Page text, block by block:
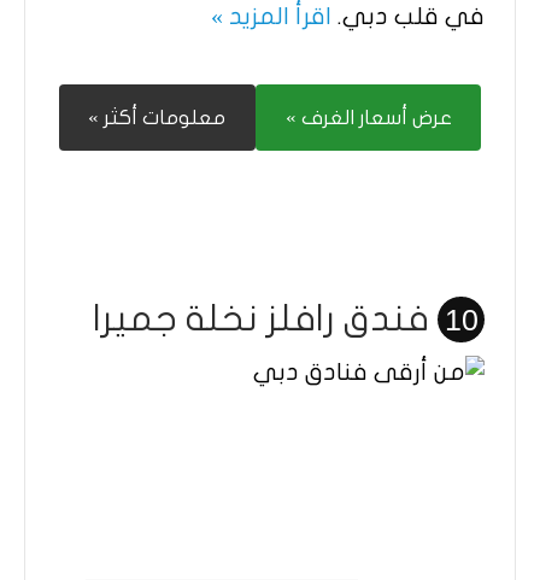
في قلب دبي. اقرأ المزيد »
عرض أسعار الغرف » معلومات أكثر »
10 فندق رافلز نخلة جميرا